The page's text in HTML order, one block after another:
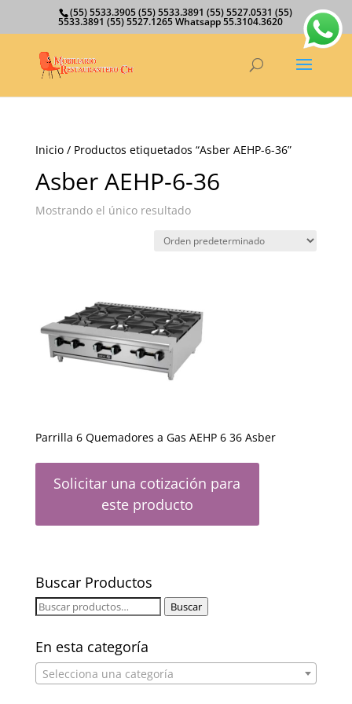
(55) 5533.3905 (55) 5533.3891 (55) 5527.0531 (55)
5533.3891 (55) 5527.1265 Whatsapp 55.3104.3620
Inicio/ Productos etiquetados “Asber AEHP-6-36”
Asber AEHP-6-36
Mostrando el único resultado
Parrilla 6 Quemadores a Gas AEHP 6 36 Asber
Solicitar una cotización para
este producto
Buscar Productos
Buscar
Buscar
En esta categoría
Selecciona una categoría